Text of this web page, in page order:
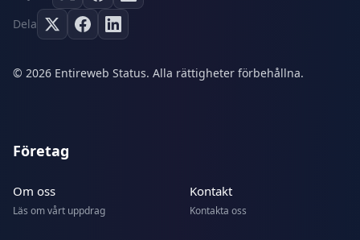
Dela
© 2026 Entireweb Status. Alla rättigheter förbehållna.
Företag
Om oss
Läs om vårt uppdrag
Kontakt
Kontakta oss